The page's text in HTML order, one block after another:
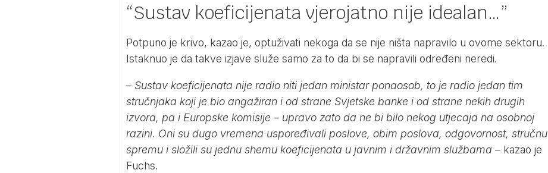
“Sustav koeficijenata vjerojatno nije idealan…”
Potpuno je krivo, kazao je, optuživati nekoga da se nije ništa napravilo u ovome sektoru.
Istaknuo je da takve izjave služe samo za to da bi se napravili određeni neredi.
– Sustav koeficijenata nije radio niti jedan ministar ponaosob, to je radio jedan tim
stručnjaka koji je bio angažiran i od strane Svjetske banke i od strane nekih drugih
izvora, pa i Europske komisije – upravo zato da ne bi bilo nekog utjecaja na osobnoj
razini. Oni su dugo vremena uspoređivali poslove, obim poslova, odgovornost, stručnu
spremu i složili su jednu shemu koeficijenata u javnim i državnim službama – kazao je
Fuchs.